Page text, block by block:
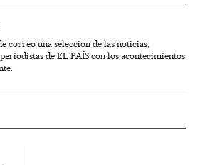
correo una selección de las noticias,
de EL PAÍS con los acontecimientos